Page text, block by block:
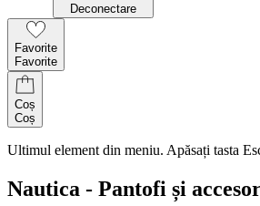
Deconectare
Favorite
Favorite
Coș
Coș
Ultimul element din meniu. Apăsați tasta
Nautica - Pantofi și